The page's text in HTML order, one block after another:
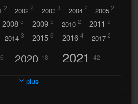
2 2002 2 2003 3 2004 2 2005 2
2008 5 2009 5 2010 2 2011 5
2014 3 2015 6 2016 4 2017 2
6 2020 18 2021 42
2023 32
plus